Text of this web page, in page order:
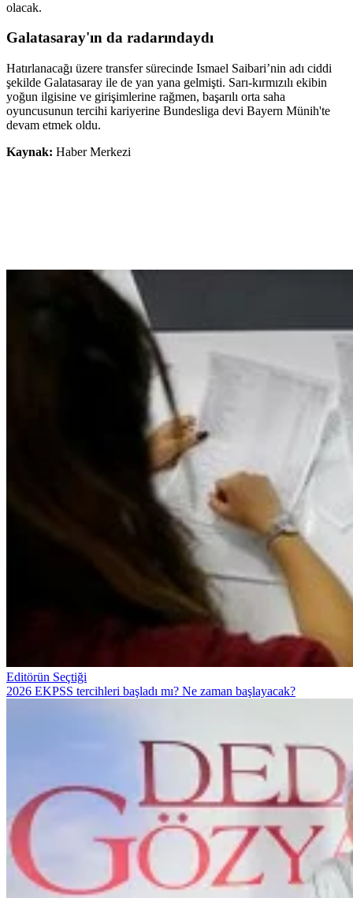
olacak.
Galatasaray'ın da radarındaydı
Hatırlanacağı üzere transfer sürecinde Ismael Saibari’nin adı ciddi
şekilde Galatasaray ile de yan yana gelmişti. Sarı-kırmızılı ekibin
yoğun ilgisine ve girişimlerine rağmen, başarılı orta saha
oyuncusunun tercihi kariyerine Bundesliga devi Bayern Münih'te
devam etmek oldu.
Kaynak: Haber Merkezi
Editörün Seçtiği
2026 EKPSS tercihleri başladı mı? Ne zaman başlayacak?